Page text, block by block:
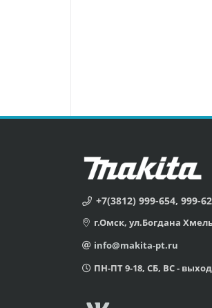
+7(3812) 999-654, 999-
г.Омск, ул.Богдана
info@makita-pt.ru
ПН-ПТ 9-18, СБ, ВС -